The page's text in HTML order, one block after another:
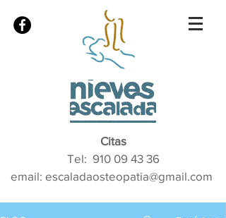
Citas
Tel: 910 09 43 36
email: escaladaosteopatia@gmail.com